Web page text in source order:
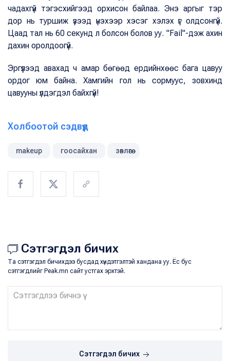
чадахгүй тэгэсхийгээд орхисон байлаа. Энэ аргыг тэр
дор нь туршиж үзээд үнэхээр хэсэг хэлэх үг олдсонгүй.
Цаад тал нь 60 секунд л болсон болов уу. "Fail"-дэж ахин
дахин оролдоогүй.
Эргүүлээд авахад ч амар бөгөөд ердийнхөөс бага цавуу
ордог юм байна. Хамгийн гол нь сормуус, зовхинд
цавууны үлдэгдэл байхгүй!
Холбоотой сэдвүүд
makeup гоосайхан зөвлөгөө
Сэтгэгдэл бичих
Та сэтгэгдэл бичихдээ бусдад хүндэтгэлтэй хандана уу. Ёс бус
сэтгэгдлийг Peak.mn сайт устгах эрхтэй.
Сэтгэгдэл бичих